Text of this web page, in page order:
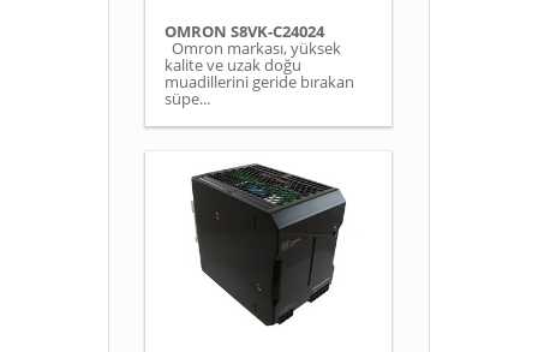
OMRON S8VK-C24024
Omron markası, yüksek
kalite ve uzak doğu
muadillerini geride bırakan
süpe...